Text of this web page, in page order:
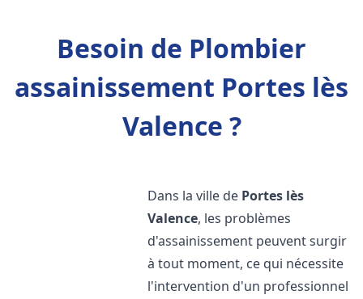
Besoin de Plombier
assainissement Portes lès
Valence ?
Dans la ville de Portes lès
Valence, les problèmes
d'assainissement peuvent surgir
à tout moment, ce qui nécessite
l'intervention d'un professionnel